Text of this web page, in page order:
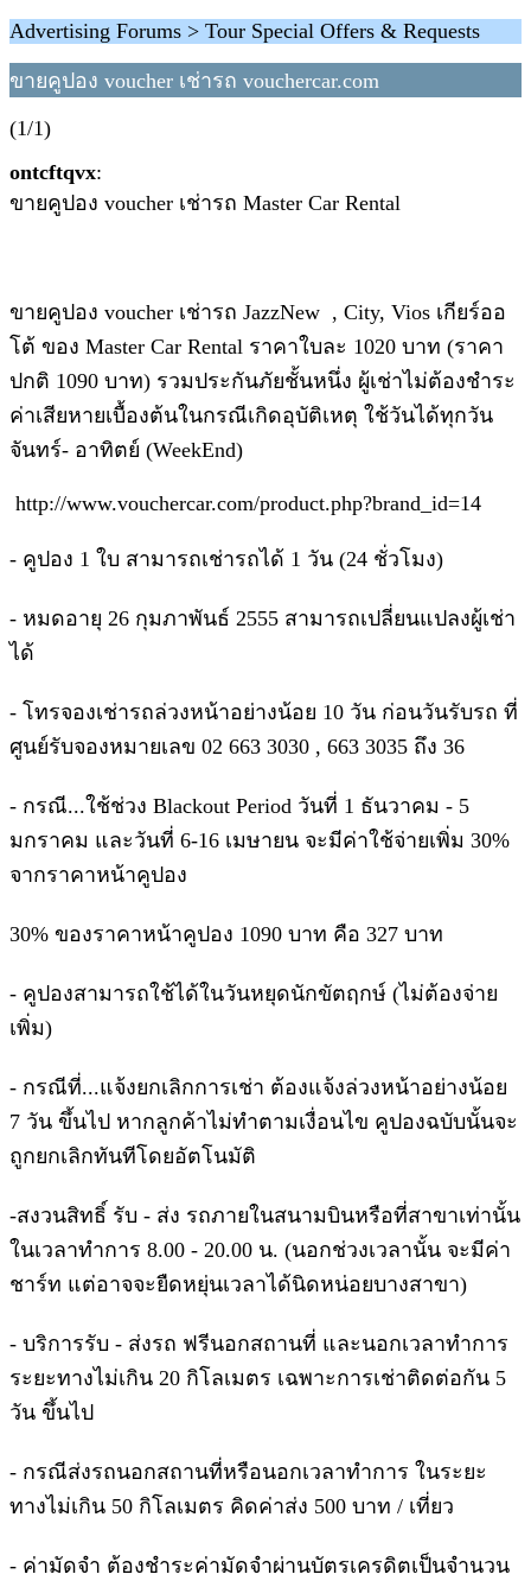
Advertising Forums > Tour Special Offers & Requests
ขายคูปอง voucher เช่ารถ vouchercar.com
(1/1)
ontcftqvx:
ขายคูปอง voucher เช่ารถ Master Car Rental
ขายคูปอง voucher เช่ารถ JazzNew , City, Vios เกียร์ออ
โต้ ของ Master Car Rental ราคาใบละ 1020 บาท (ราคา
ปกติ 1090 บาท) รวมประกันภัยชั้นหนึ่ง ผู้เช่าไม่ต้องชำระ
ค่าเสียหายเบื้องต้นในกรณีเกิดอุบัติเหตุ ใช้วันได้ทุกวัน
จันทร์- อาทิตย์ (WeekEnd)
http://www.vouchercar.com/product.php?brand_id=14
- คูปอง 1 ใบ สามารถเช่ารถได้ 1 วัน (24 ชั่วโมง)
- หมดอายุ 26 กุมภาพันธ์ 2555 สามารถเปลี่ยนแปลงผู้เช่า
ได้
- โทรจองเช่ารถล่วงหน้าอย่างน้อย 10 วัน ก่อนวันรับรถ ที่
ศูนย์รับจองหมายเลข 02 663 3030 , 663 3035 ถึง 36
- กรณี...ใช้ช่วง Blackout Period วันที่ 1 ธันวาคม - 5
มกราคม และวันที่ 6-16 เมษายน จะมีค่าใช้จ่ายเพิ่ม 30%
จากราคาหน้าคูปอง
30% ของราคาหน้าคูปอง 1090 บาท คือ 327 บาท
- คูปองสามารถใช้ได้ในวันหยุดนักขัตฤกษ์ (ไม่ต้องจ่าย
เพิ่ม)
- กรณีที่...แจ้งยกเลิกการเช่า ต้องแจ้งล่วงหน้าอย่างน้อย
7 วัน ขึ้นไป หากลูกค้าไม่ทำตามเงื่อนไข คูปองฉบับนั้นจะ
ถูกยกเลิกทันทีโดยอัตโนมัติ
-สงวนสิทธิ์ รับ - ส่ง รถภายในสนามบินหรือที่สาขาเท่านั้น
ในเวลาทำการ 8.00 - 20.00 น. (นอกช่วงเวลานั้น จะมีค่า
ชาร์ท แต่อาจจะยืดหยุ่นเวลาได้นิดหน่อยบางสาขา)
- บริการรับ - ส่งรถ ฟรีนอกสถานที่ และนอกเวลาทำการ
ระยะทางไม่เกิน 20 กิโลเมตร เฉพาะการเช่าติดต่อกัน 5
วัน ขึ้นไป
- กรณีส่งรถนอกสถานที่หรือนอกเวลาทำการ ในระยะ
ทางไม่เกิน 50 กิโลเมตร คิดค่าส่ง 500 บาท / เที่ยว
- ค่ามัดจำ ต้องชำระค่ามัดจำผ่านบัตรเครดิตเป็นจำนวน